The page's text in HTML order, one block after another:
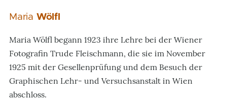
Maria Wölfl
Maria Wölfl begann 1923 ihre Lehre bei der Wiener
Fotografin Trude Fleischmann, die sie im November
1925 mit der Gesellenprüfung und dem Besuch der
Graphischen Lehr- und Versuchsanstalt in Wien
abschloss.